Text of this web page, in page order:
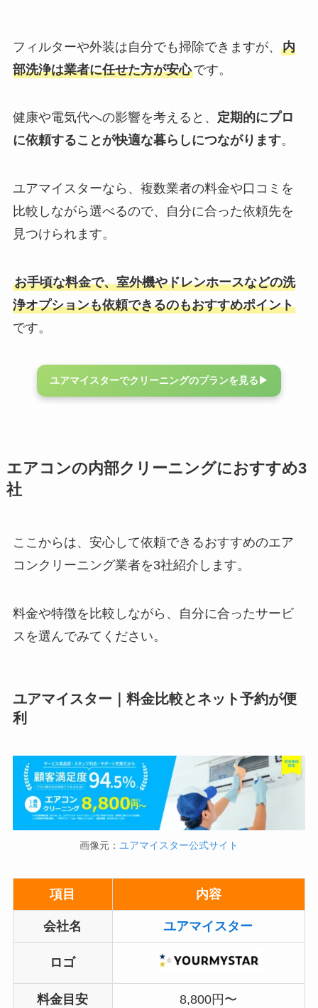
フィルターや外装は自分でも掃除できますが、 内
部洗浄は業者に任せた方が安心です。
健康や電気代への影響を考えると、 定期的にプロ
に依頼することが快適な暮らしにつながります。
ユアマイスターなら、複数業者の料金や口コミを
比較しながら選べるので、自分に合った依頼先を
見つけられます。
お手頃な料金で、室外機やドレンホースなどの洗
浄オプションも依頼できるのもおすすめポイント
です。
ユアマイスターでクリーニングのプランを見る▶︎
エアコンの内部クリーニングにおすすめ3
社
ここからは、安心して依頼できるおすすめのエア
コンクリーニング業者を3社紹介します。
料金や特徴を比較しながら、自分に合ったサービ
スを選んでみてください。
ユアマイスター｜料金比較とネット予約が便
利
画像元： ユアマイスター公式サイト
項目 内容
会社名 ユアマイスター
ロゴ
料金目安 8,800円〜